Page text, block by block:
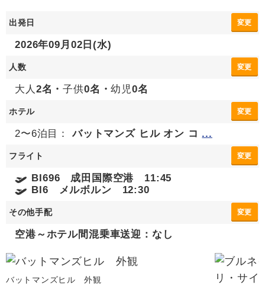
出発日 変更
2026年09月02日(水)
人数 変更
大人 2名・子供0名・幼児0名
ホテル 変更
2〜6泊目： バットマンズ ヒル オン コ ...
フライト 変更
BI696 成田国際空港 11:45
BI6 メルボルン 12:30
その他手配 変更
空港～ホテル間混乗車送迎：なし
バットマンズヒル 外観